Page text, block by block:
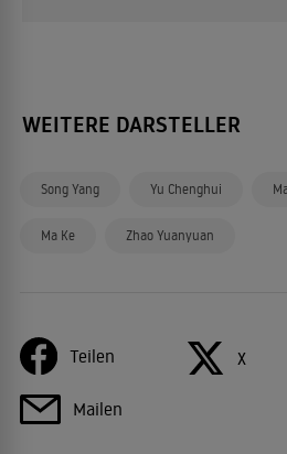
WEITERE DARSTELLER
Song Yang Yu Chenghui
Ma Ke Zhao Yuanyuan
Teilen X
Mailen